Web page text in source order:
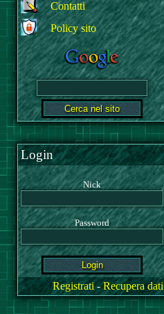
Contatti
Policy sito
Login
Nick
Password
Registrati-Recupera dati